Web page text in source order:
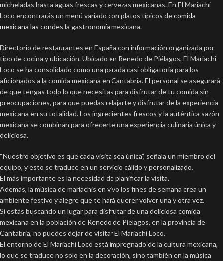
micheladas hasta aguas frescas y cervezas mexicanas. En El Mariachi
Loco encontrarás un menú variado con platos típicos decomida
mexicana las condes la gastronomía mexicana.
Directorio de restaurantes en España con información organizada por
tipo de cocina y ubicación. Ubicado en Renedo de Piélagos, El Mariachi
Loco se ha consolidado como una parada casi obligatoria para los
aficionados a la comida mexicana en Cantabria. El personal se asegurará
de que tengas todo lo que necesitas para disfrutar de tu comida sin
preocupaciones, para que puedas relajarte y disfrutar de la experiencia
mexicana en su totalidad. Los ingredientes frescos y la auténtica sazón
mexicana se combinan para ofrecerte una experiencia culinaria única y
deliciosa.
“Nuestro objetivo es que cada visita sea única”, señala un miembro del
equipo, y esto se traduce en un servicio cálido y personalizado.
El más importante es la necesidad de planificar la visita.
Además, la música de mariachis en vivo los fines de semana crea un
ambiente festivo y alegre que te hará querer volver una y otra vez.
Si estás buscando un lugar para disfrutar de una deliciosa comida
mexicana en la población de Renedo de Pielagos, en la provincia de
Cantabria, no puedes dejar de visitar El Mariachi Loco.
El entorno de El Mariachi Loco está impregnado de la cultura mexicana,
lo que se traduce no solo en la decoración, sino también en la música